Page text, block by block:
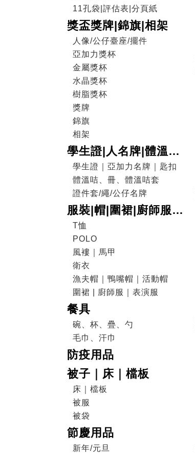
11孔袋|評估表|分頁紙
獎盃獎牌|錦旗|相架
人像/公仔臺座/擺件
亞加力獎杯
金屬獎杯
水晶獎杯
樹脂獎杯
獎牌
錦旗
相架
學生證|人名牌|體溫咭|
證件套
學生證｜亞加力名牌｜匙扣
體溫咭、冊、體溫咭套
證件套/繩/公仔名牌
服裝|帽|圍裙|廚師服|
表演服
T恤
POLO
風褸｜馬甲
衛衣
漁夫帽｜鴨嘴帽｜活動帽
圍裙 | 廚師服｜表演服
餐具
碗、杯、疊、勺
毛巾、汗巾
防疫用品
被子｜床｜檔板
床｜檔板
被服
被袋
節慶用品
新年/元旦